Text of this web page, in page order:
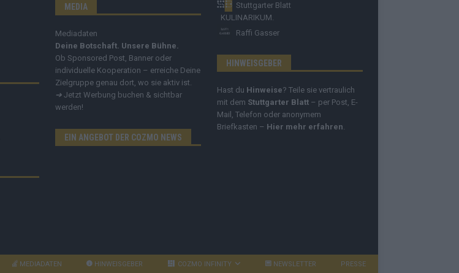
MEDIA
Mediadaten
Deine Botschaft. Unsere Bühne.
Ob Sponsored Post, Banner oder
individuelle Kooperation – erreiche Deine
Zielgruppe genau dort, wo sie aktiv ist.
➔ Jetzt Werbung buchen & sichtbar
werden!
EIN ANGEBOT DER COZMO NEWS
Stuttgarter Blatt
KULINARIKUM.
Raffi Gasser
HINWEISGEBER
Hast du Hinweise? Teile sie vertraulich
mit dem Stuttgarter Blatt – per Post, E-
Mail, Telefon oder anonymem
Briefkasten – Hier mehr erfahren.
MEDIADATEN HINWEISGEBER COZMO INFINITY NEWSLETTER PRESSE